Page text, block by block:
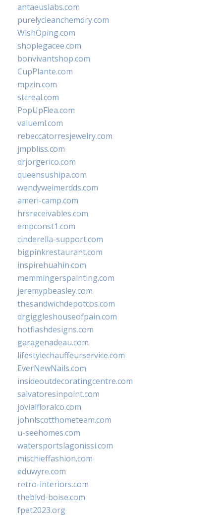
antaeuslabs.com
purelycleanchemdry.com
WishOping.com
shoplegacee.com
bonvivantshop.com
CupPlante.com
mpzin.com
stcreal.com
PopUpFlea.com
valueml.com
rebeccatorresjewelry.com
jmpbliss.com
drjorgerico.com
queensushipa.com
wendyweimerdds.com
ameri-camp.com
hrsreceivables.com
empconst1.com
cinderella-support.com
bigpinkrestaurant.com
inspirehuahin.com
memmingerspainting.com
jeremypbeasley.com
thesandwichdepotcos.com
drgiggleshouseofpain.com
hotflashdesigns.com
garagenadeau.com
lifestylechauffeurservice.com
EverNewNails.com
insideoutdecoratingcentre.com
salvatoresinpoint.com
jovialfloralco.com
johnlscotthometeam.com
u-seehomes.com
watersportslagonissi.com
mischieffashion.com
eduwyre.com
retro-interiors.com
theblvd-boise.com
fpet2023.org